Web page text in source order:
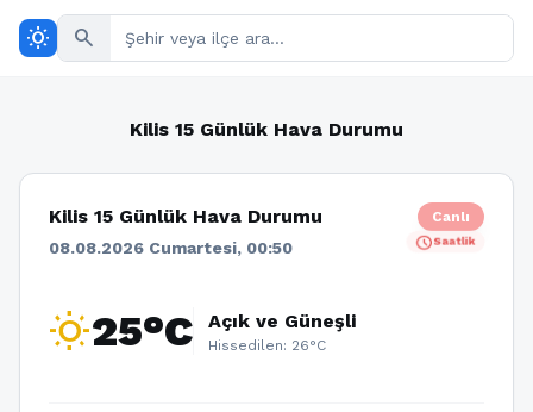
wb_sunny search
Kilis 15 Günlük Hava Durumu
Kilis 15 Günlük Hava Durumu
08.08.2026 Cumartesi, 00:50
Canlı
scheduleSaatlik
wb_sunny25°C Açık ve Güneşli
Hissedilen: 26°C